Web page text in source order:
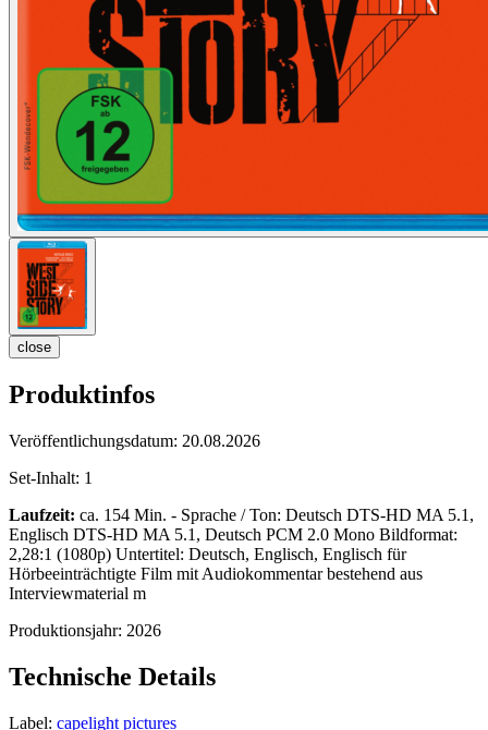
close
Produktinfos
Veröffentlichungsdatum: 20.08.2026
Set-Inhalt: 1
Laufzeit: ca. 154 Min. - Sprache / Ton: Deutsch DTS-HD MA 5.1,
Englisch DTS-HD MA 5.1, Deutsch PCM 2.0 Mono Bildformat:
2,28:1 (1080p) Untertitel: Deutsch, Englisch, Englisch für
Hörbeeinträchtigte Film mit Audiokommentar bestehend aus
Interviewmaterial m
Produktionsjahr: 2026
Technische Details
Label: capelight pictures